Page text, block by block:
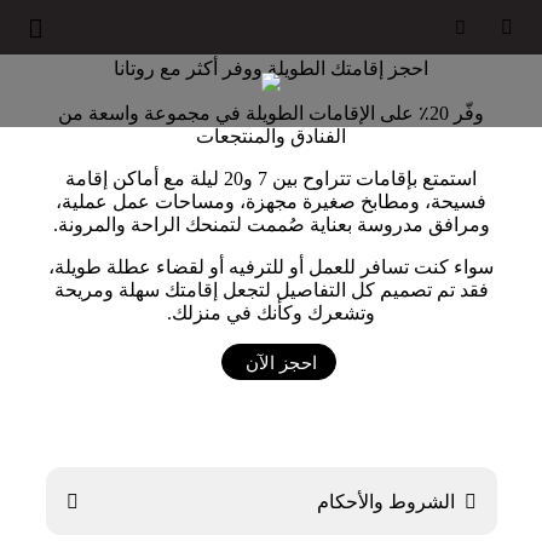



احجز إقامتك الطويلة ووفر أكثر مع روتانا
وفّر 20٪ على الإقامات الطويلة في مجموعة واسعة من
الفنادق والمنتجعات
استمتع بإقامات تتراوح بين 7 و20 ليلة مع أماكن إقامة
فسيحة، ومطابخ صغيرة مجهزة، ومساحات عمل عملية،
ومرافق مدروسة بعناية صُممت لتمنحك الراحة والمرونة.
سواء كنت تسافر للعمل أو للترفيه أو لقضاء عطلة طويلة،
فقد تم تصميم كل التفاصيل لتجعل إقامتك سهلة ومريحة
وتشعرك وكأنك في منزلك.
احجز الآن
 الشروط والأحكام 